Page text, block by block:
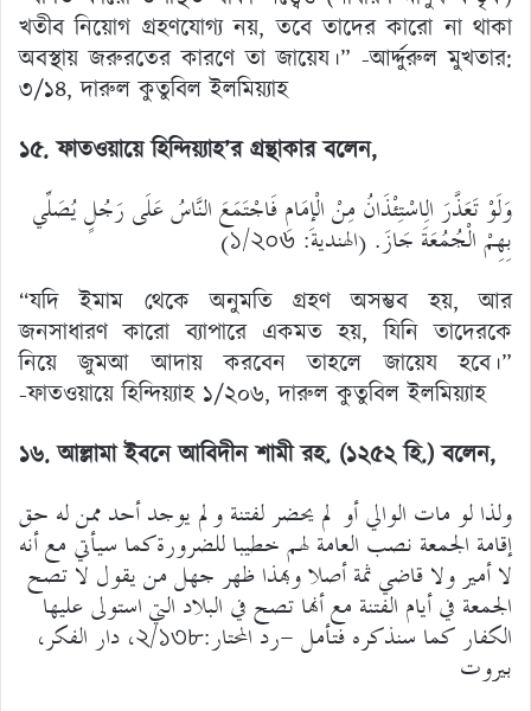
খতীব নিয়োগ গ্রহণযোগ্য নয়, তবে তাদের কারো না থাকা
অবস্থায় জরুরতের কারণে তা জায়েয।” -আর্দ্দুরুল মুখতার:
৩/১৪, দারুল কুতুবিল ইলমিয়্যাহ
১৫. ফাতওয়ায়ে হিন্দিয়্যাহ’র গ্রন্থাকার বলেন,
وَلَوْ تَعَذَّرَ الِاسْتِئْذَانُ مِنْ الْإِمَامِ فَاجْتَمَعَ النَّاسُ عَلَى رَجُلٍ يُصَلِّي
بِهِمْ الْجُمُعَةَ جَازَ. (الهندية: ১/২০৬)
“যদি ইমাম থেকে অনুমতি গ্রহণ অসম্ভব হয়, আর
জনসাধারণ কারো ব্যাপারে একমত হয়, যিনি তাদেরকে
নিয়ে জুমআ আদায় করবেন তাহলে জায়েয হবে।”
-ফাতওয়ায়ে হিন্দিয়্যাহ ১/২০৬, দারুল কুতুবিল ইলমিয়্যাহ
১৬. আল্লামা ইবনে আবিদীন শামী রহ. (১২৫২ হি.)বলেন,
ولذا لو مات الوالي أو لم يحضر لفتنة ولم يوجد أحد ممن له حق
إقامة الجمعة نصب العامة لهم خطيبا للضرورةكما سيأتي مع أنه
لا أمير ولا قاضي ثمة أصلا وبهذا ظهر جهل من يقول لا تصح
الجمعة في أيام الفتنة مع أنها تصح في البلاد التي استولى عليها
الكفار كما سنذكره فتأمل -رد المحتار:২/১৩৮، دار الفكر،
بيروت